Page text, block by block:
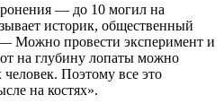
— до 10 могил на
историк, общественный
— Можно провести эксперимент и
на глубину лопаты можно
Поэтому все это
на костях».